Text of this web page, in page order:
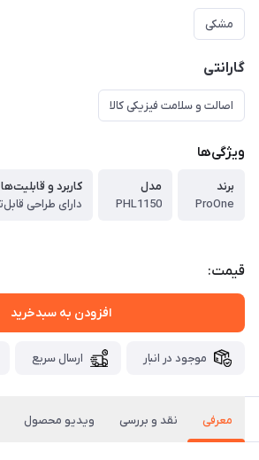
مشکی
گارانتی
اصالت و سلامت فیزیکی کالا
ویژگی‌ها
برند
ProOne
مدل
PHL1150
کاربرد و قابلیت‌ها
قیمت:
افزودن به سبدخرید
موجود در انبار ارسال سریع
معرفی نقد و بررسی ویدیو محصول